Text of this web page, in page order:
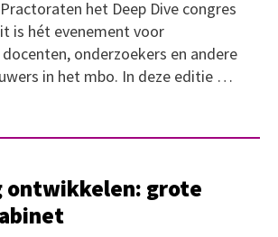
Practoraten het Deep Dive congres
is hét evenement voor
onderzoekers en andere
in het mbo. In deze editie …
ontwikkelen: grote